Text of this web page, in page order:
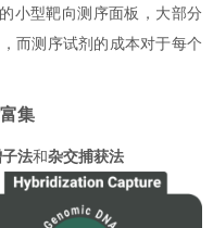
小型靶向测序面板，大部分
而测序试剂的成本对于每个
集
法和杂交捕获法